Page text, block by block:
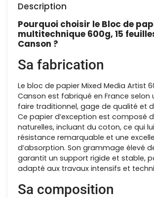
Description
Pourquoi choisir le Bloc de
multitechnique 600g, 15
Canson ?
Sa fabrication
Le bloc de papier Mixed Media Artist
Canson est fabriqué en France selon
faire traditionnel, gage de qualité et
Ce papier d’exception est composé
naturelles, incluant du coton, ce qui
résistance remarquable et une
d’absorption. Son grammage élevé
garantit un support rigide et stable,
adapté aux travaux intensifs et
Sa composition